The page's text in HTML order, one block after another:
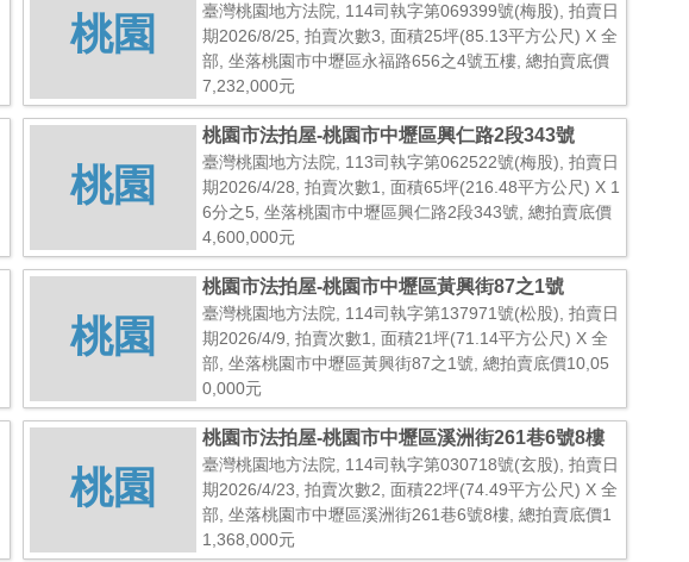
桃園
臺灣桃園地方法院, 114司執字第069399號(梅股), 拍賣日
期2026/8/25, 拍賣次數3, 面積25坪(85.13平方公尺) X 全
部, 坐落桃園市中壢區永福路656之4號五樓, 總拍賣底價
7,232,000元
桃園
桃園市法拍屋-桃園市中壢區興仁路2段343號
臺灣桃園地方法院, 113司執字第062522號(梅股), 拍賣日
期2026/4/28, 拍賣次數1, 面積65坪(216.48平方公尺) X 1
6分之5, 坐落桃園市中壢區興仁路2段343號, 總拍賣底價
4,600,000元
桃園
桃園市法拍屋-桃園市中壢區黃興街87之1號
臺灣桃園地方法院, 114司執字第137971號(松股), 拍賣日
期2026/4/9, 拍賣次數1, 面積21坪(71.14平方公尺) X 全
部, 坐落桃園市中壢區黃興街87之1號, 總拍賣底價10,05
0,000元
桃園
桃園市法拍屋-桃園市中壢區溪洲街261巷6號8樓
臺灣桃園地方法院, 114司執字第030718號(玄股), 拍賣日
期2026/4/23, 拍賣次數2, 面積22坪(74.49平方公尺) X 全
部, 坐落桃園市中壢區溪洲街261巷6號8樓, 總拍賣底價1
1,368,000元